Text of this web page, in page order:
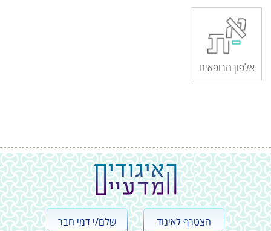
אלפון הרופאים
הצטרף לאיגוד
שלם/י דמי חבר